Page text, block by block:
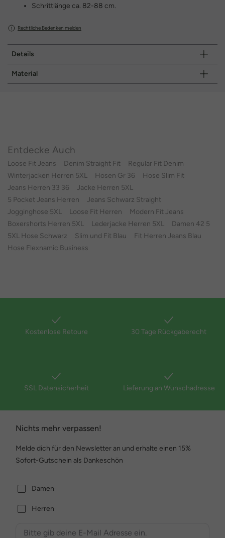
Schrittlänge ca. 82-88 cm.
Rechtliche Bedenken melden
Details
Material
Entdecke Auch
Loose Fit Jeans Denim Straight Fit
Regular Fit Denim
Winterjacken Herren 5XL
Hosen Gr 36
Hose Slim Fit
Jeans Herren 33 36
Jacke Herren 5XL
5 Pocket Jeans Herren
Jeans Schwarz Straight
Jogginghose 5XL
Loose Fit Herren
Modern Fit Jeans
Boxershorts Herren 5XL
Lederjacke Herren 5XL
Damen 42 5
5XL Hose Schwarz
Slim und Fit Blau
Fit Herren Jeans Blau
Hose Flexnamic Business
Kostenlose Retoure 30 Tage Rückgaberecht
SSL Datensicherheit Lieferung an Wunschadresse
Nichts mehr verpassen!
Melde dich für den Newsletter an und erhalte einen 15%
Sofort-Gutschein als Dankeschön
Damen
Herren